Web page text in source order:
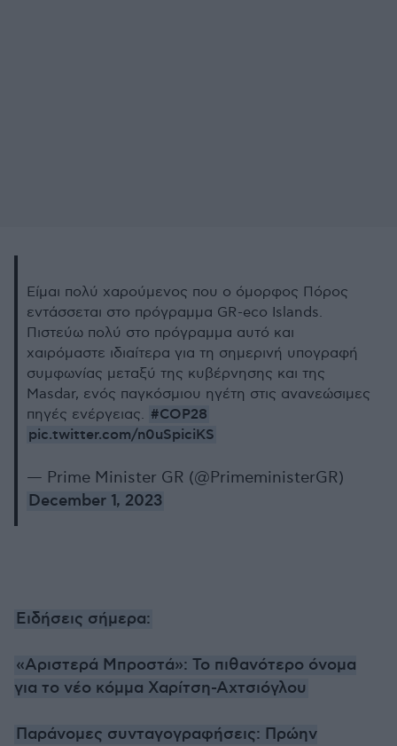
Είμαι πολύ χαρούμενος που ο όμορφος Πόρος
εντάσσεται στο πρόγραμμα GR-eco Islands.
Πιστεύω πολύ στο πρόγραμμα αυτό και
χαιρόμαστε ιδιαίτερα για τη σημερινή υπογραφή
συμφωνίας μεταξύ της κυβέρνησης και της
Masdar, ενός παγκόσμιου ηγέτη στις ανανεώσιμες
πηγές ενέργειας. #COP28
pic.twitter.com/n0uSpiciKS
— Prime Minister GR (@PrimeministerGR)
December 1, 2023
Ειδήσεις σήμερα:
«Αριστερά Μπροστά»: Το πιθανότερο όνομα
για το νέο κόμμα Χαρίτση-Αχτσιόγλου
Παράνομες συνταγογραφήσεις: Πρώην